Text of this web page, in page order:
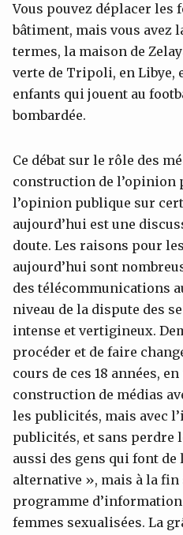
Vous pouvez déplacer les
bâtiment, mais vous avez
termes, la maison de
verte de Tripoli, en Libye,
enfants qui jouent au
bombardée.
Ce débat sur le rôle des
construction de l’opinion
l’opinion publique sur
aujourd’hui est une
doute. Les raisons pour
aujourd’hui sont
des télécommunications
niveau de la dispute des
intense et vertigineux.
procéder et de faire
cours de ces 18 années,
construction de médias
les publicités, mais avec
publicités, et sans
aussi des gens qui font
alternative », mais à la
programme d’information
femmes sexualisées. La